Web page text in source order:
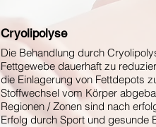
Cryolipolyse
Die Behandlung durch
Fettgewebe dauerhaft zu
die Einlagerung von Fettdepots
Stoffwechsel vom Körper
Regionen / Zonen sind nach
Erfolg durch Sport und gesunde